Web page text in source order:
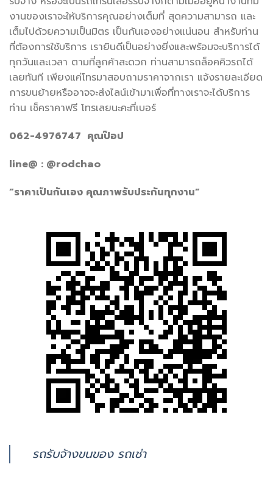
งานของเราจะให้บริการคุณอย่างเต็มที่ สุดความสามารถ และ
เต็มไปด้วยความเป็นมิตร เป็นกันเองอย่างแน่นอน สำหรับท่าน
ที่ต้องการใช้บริการ เรายินดีเป็นอย่างยิ่งและพร้อมจะบริการได้
ทุกวันและเวลา ตามที่ลูกค้าสะดวก ท่านสามารถล็อคคิวรถได้
เลยทันที เพียงแค่โทรมาสอบถามราคาจากเรา แจ้งรายละเอียด
การขนย้ายหรืออาจจะส่งไลน์เข้ามาเพื่อที่ทางเราจะได้บริการ
ท่าน เช็คราคาฟรี โทรเลยนะคะที่เบอร์
062-4976747 คุณป๊อป
line@ : @rodchao
“ราคาเป็นกันเอง คุณภาพรับประกันทุกงาน”
รถรับจ้างขนของ รถเช่า